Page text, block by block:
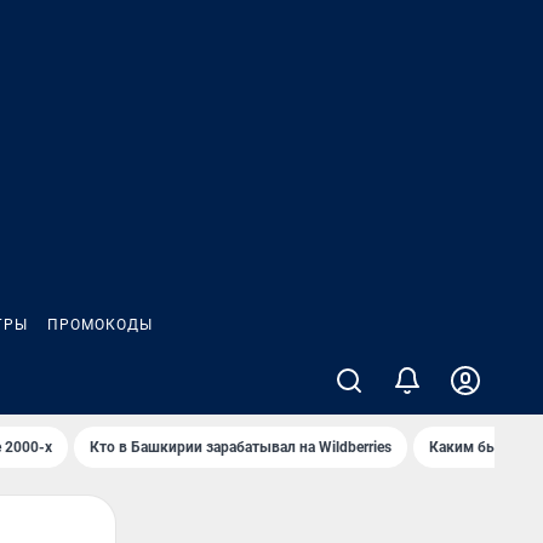
ПРОМОКОДЫ
2000-х Кто в Башкирии зарабатывал на Wildberries Каким было